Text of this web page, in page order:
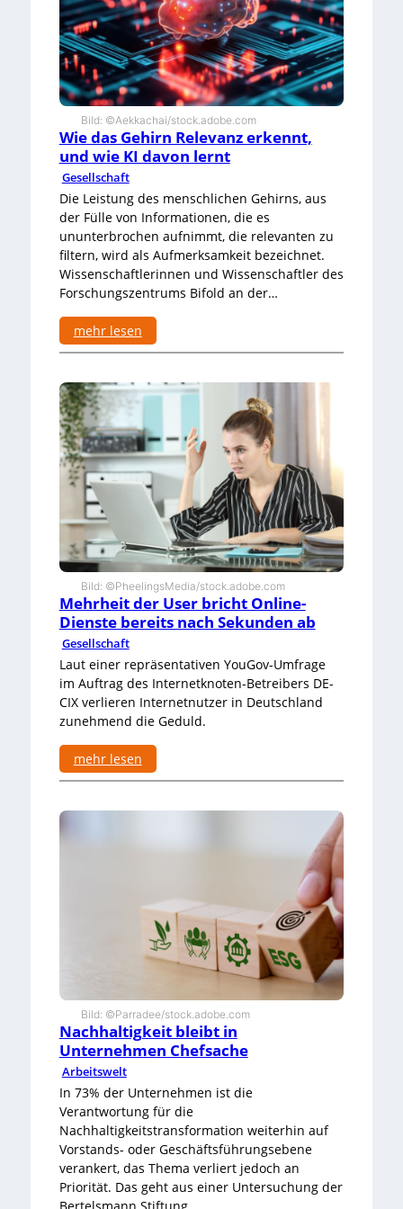
r
-
H
e
r
s
l
l
e
r
n
p
e
r
m
a
r
k
a
u
s
d
e
m
3
D
-
D
u
c
k
r
Bild: ©Aekkachai/stock.adobe.com
Wie das Gehirn Relevanz erkennt,
und wie KI davon lernt
Gesellschaft
Die Leistung des menschlichen Gehirns, aus
der Fülle von Informationen, die es
ununterbrochen aufnimmt, die relevanten zu
filtern, wird als Aufmerksamkeit bezeichnet.
Wissenschaftlerinnen und Wissenschaftler des
Forschungszentrums Bifold an der…
mehr lesen
:
i
e
d
a
s
G
R
l
e
v
a
n
z
e
r
k
n
u
n
o
e
n
t
Bild: ©PheelingsMedia/stock.adobe.com
Mehrheit der User bricht Online-
Dienste bereits nach Sekunden ab
Gesellschaft
Laut einer repräsentativen YouGov-Umfrage
im Auftrag des Internetknoten-Betreibers DE-
CIX verlieren Internetnutzer in Deutschland
zunehmend die Geduld.
mehr lesen
:
e
h
r
b
r
c
h
O
n
l
i
n
Bild: ©Parradee/stock.adobe.com
Nachhaltigkeit bleibt in
Unternehmen Chefsache
Arbeitswelt
In 73% der Unternehmen ist die
Verantwortung für die
Nachhaltigkeitstransformation weiterhin auf
Vorstands- oder Geschäftsführungsebene
verankert, das Thema verliert jedoch an
Priorität. Das geht aus einer Untersuchung der
Bertelsmann Stiftung,…